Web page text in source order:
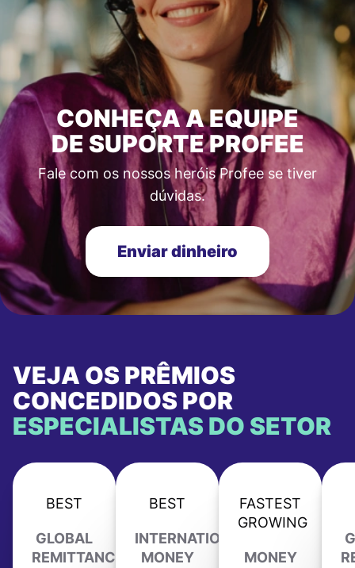
CONHEÇA A EQUIPE
DE SUPORTE PROFEE
Fale com os nossos heróis Profee se tiver
dúvidas.
Enviar dinheiro
VEJA OS PRÊMIOS
CONCEDIDOS POR
ESPECIALISTAS DO SETOR
BEST
GLOBAL
REMITTANCE
BEST
INTERNATIONAL
MONEY
FASTEST
GROWING
MONEY